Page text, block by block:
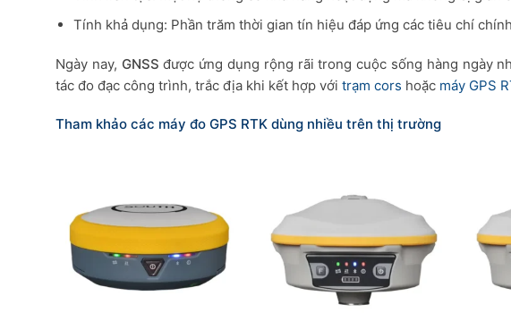
Tính khả dụng: Phần trăm thời gian tín hiệu đáp ứng các tiêu chí
Ngày nay, GNSS được ứng dụng rộng rãi trong cuộc sống hàng ngày
tác đo đạc công trình, trắc địa khi kết hợp với trạm cors hoặc máy GPS
Tham khảo các máy đo GPS RTK dùng nhiều trên thị trường